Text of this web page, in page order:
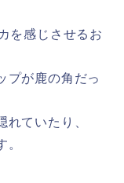
を感じさせるお
プが鹿の角だっ
ていたり、